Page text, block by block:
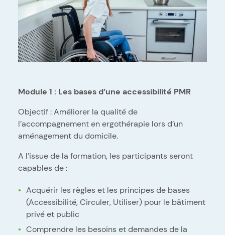
Module 1 : Les bases d’une accessibilité PMR
Objectif : Améliorer la qualité de
l’accompagnement en ergothérapie lors d’un
aménagement du domicile.
A l’issue de la formation, les participants seront
capables de :
Acquérir les règles et les principes de bases
(Accessibilité, Circuler, Utiliser) pour le bâtiment
privé et public
Comprendre les besoins et demandes de la